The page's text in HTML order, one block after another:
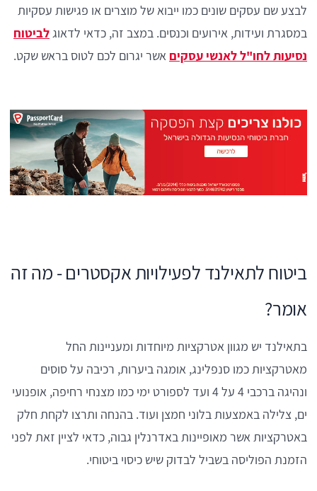
לבצע שם עסקים שונים כמו ייבוא של מוצרים או פגישות עסקיות
במסגרת ועידות, אירועים וכנסים. במצב זה, כדאי לדאוגלביטוח
נסיעות לחו"ל לאנשי עסקים אשר יגרום לכם לטוס בראש שקט.
ביטוח לתאילנד לפעילויות אקסטרים - מה זה
אומר?
בתאילנד יש מגוון אטרקציות מיוחדות ומעניינות החל
מאטרקציות כמו סנפלינג, אומגה ביערות, רכיבה על סוסים
ונהיגה ברכבי 4 על 4 ועד לספורט ימי כמו מצנחי רחיפה, אופנועי
ים, צלילה באמצעות בלוני חמצן ועוד. בהנחה ותרצו לקחת חלק
באטרקציות אשר מאופיינות באדרנלין גבוה, כדאי לציין זאת לפני
הזמנת הפוליסה בשביל לבדוק שיש כיסוי ביטוחי.